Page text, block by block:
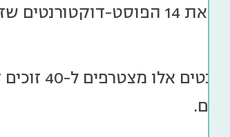
אנחנו מברכים את 14 הפוסט-
פוסט-